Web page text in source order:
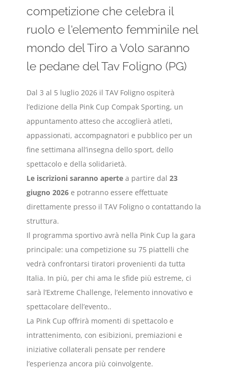
competizione che celebra il
ruolo e l'elemento femminile nel
mondo del Tiro a Volo saranno
le pedane del Tav Foligno (PG)
Dal 3 al 5 luglio 2026 il TAV Foligno ospiterà
l’edizione della Pink Cup Compak Sporting, un
appuntamento atteso che accoglierà atleti,
appassionati, accompagnatori e pubblico per un
fine settimana all’insegna dello sport, dello
spettacolo e della solidarietà.
Le iscrizioni saranno aperte a partire dal23
giugno 2026 e potranno essere effettuate
direttamente presso il TAV Foligno o contattando la
struttura.
Il programma sportivo avrà nella Pink Cup la gara
principale: una competizione su 75 piattelli che
vedrà confrontarsi tiratori provenienti da tutta
Italia. In più, per chi ama le sfide più estreme, ci
sarà l’Extreme Challenge, l’elemento innovativo e
spettacolare dell’evento..
La Pink Cup offrirà momenti di spettacolo e
intrattenimento, con esibizioni, premiazioni e
iniziative collaterali pensate per rendere
l’esperienza ancora più coinvolgente.